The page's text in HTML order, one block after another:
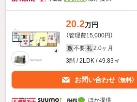
20.2万円
（管理費15,000円）
敷 不要 礼 2.0ヶ月
3階 / 2LDK / 49.83㎡
お問い合わせ （無料）
ほか提供